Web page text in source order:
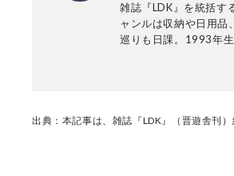
一目で結果が分かるビ
る。趣味はプラモデル
雑誌『LDK』を統括す
ャンルは収納や日用品
巡りも日課。1993年
出典：本記事は、雑誌『LDK』（晋遊舎刊